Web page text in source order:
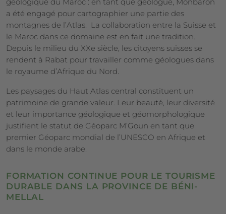
a été engagé pour cartographier une partie des
montagnes de l’Atlas. La collaboration entre la Suisse et
le Maroc dans ce domaine est en fait une tradition.
Depuis le milieu du XXe siècle, les citoyens suisses se
rendent à Rabat pour travailler comme géologues dans
le royaume d’Afrique du Nord.
Les paysages du Haut Atlas central constituent un
patrimoine de grande valeur. Leur beauté, leur diversité
et leur importance géologique et géomorphologique
justifient le statut de Géoparc M’Goun en tant que
premier Géoparc mondial de l’UNESCO en Afrique et
dans le monde arabe.
FORMATION CONTINUE POUR LE TOURISME
DURABLE DANS LA PROVINCE DE BÉNI-
MELLAL